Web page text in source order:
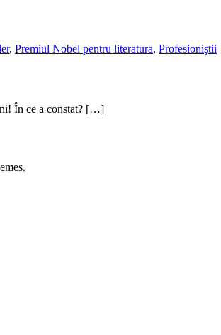
, Premiul Nobel pentru literatura, Profesioniştii
În ce a constat? […]